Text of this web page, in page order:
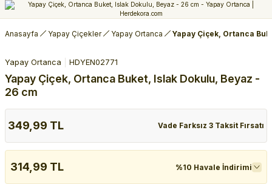
Anasayfa Yapay Çiçekler Yapay Ortanca Yapay Çiçek, Ortanca
Yapay Ortanca HDYEN02771
Yapay Çiçek, Ortanca Buket, Islak Dokulu, Beyaz -
26 cm
349,99 TL Vade Farksız 3 Taksit Fırsatı
314,99 TL %10 Havale İndirimi